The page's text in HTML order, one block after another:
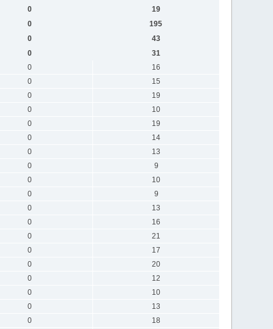
0
19
0
195
0
43
0
31
0
16
0
15
0
19
0
10
0
19
0
14
0
13
0
9
0
10
0
9
0
13
0
16
0
21
0
17
0
20
0
12
0
10
0
13
0
18